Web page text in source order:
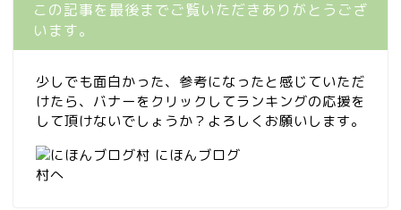
この記事を最後までご覧いただきありがとうござ
います。
少しでも面白かった、参考になったと感じていただ
けたら、バナーをクリックしてランキングの応援を
して頂けないでしょうか？よろしくお願いします。